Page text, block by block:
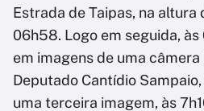
Estrada de Taipas, na altura
06h58. Logo em seguida,
em imagens de uma
Deputado Cantídio
uma terceira imagem, às